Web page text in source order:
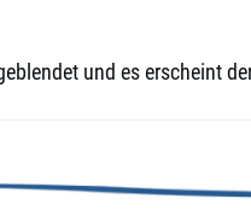
und es erscheint